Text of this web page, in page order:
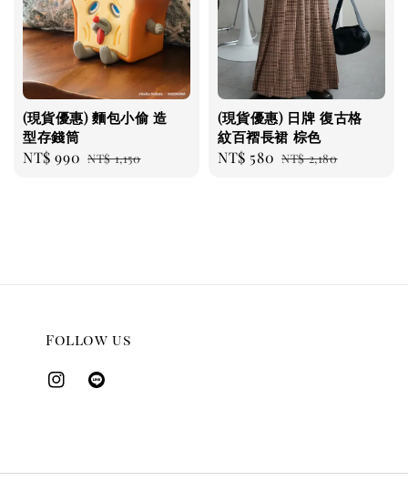
(現貨優惠) 麵包小偷 造
型存錢筒
Sale
NT$ 990 Regular
NT$ 1,150
(現貨優惠) 日牌 復古格
紋百褶長裙 棕色
Sale
NT$ 580 Regular
NT$ 2,180
Follow us